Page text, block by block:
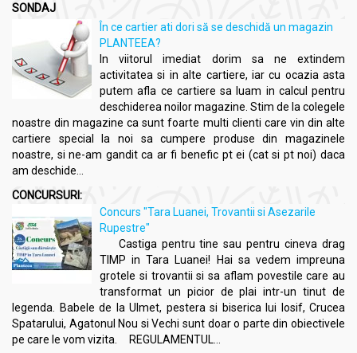
SONDAJ
În ce cartier ati dori să se deschidă un magazin
PLANTEEA?
In viitorul imediat dorim sa ne extindem
activitatea si in alte cartiere, iar cu ocazia asta
putem afla ce cartiere sa luam in calcul pentru
deschiderea noilor magazine. Stim de la colegele
noastre din magazine ca sunt foarte multi clienti care vin din alte
cartiere special la noi sa cumpere produse din magazinele
noastre, si ne-am gandit ca ar fi benefic pt ei (cat si pt noi) daca
am deschide...
CONCURSURI:
Concurs "Tara Luanei, Trovantii si Asezarile
Rupestre"
Castiga pentru tine sau pentru cineva drag
TIMP in Tara Luanei! Hai sa vedem impreuna
grotele si trovantii si sa aflam povestile care au
transformat un picior de plai intr-un tinut de
legenda. Babele de la Ulmet, pestera si biserica lui Iosif, Crucea
Spatarului, Agatonul Nou si Vechi sunt doar o parte din obiectivele
pe care le vom vizita. REGULAMENTUL...